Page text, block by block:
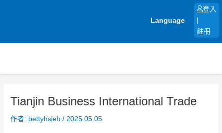
Language
登入
註冊
Tianjin Business International Trade
作者: bettyhsieh/ 2025.05.05